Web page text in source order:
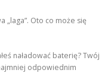
„laga”. Oto co może się
naładować baterię? Twój
odpowiednim